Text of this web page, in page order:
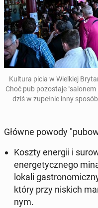
Kultura picia w Wiel­kiej
Choć pub po­zo­sta­je
dziś w zu­peł­nie inny
Główne powody
Koszty energii i
ener­ge­tycz­ne­go
lokali
który przy niskich
nym.